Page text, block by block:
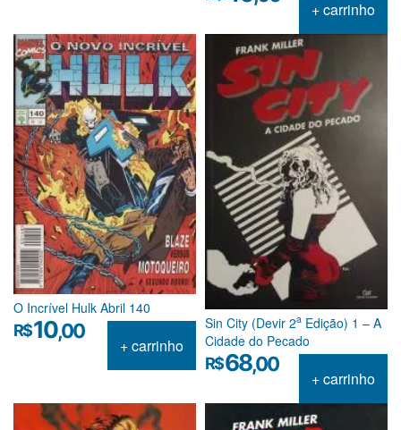
+ carrinho
O Incrível Hulk Abril 140
R$10,00
+ carrinho
Sin City (Devir 2a Edição) 1 – A
Cidade do Pecado
R$68,00
+ carrinho